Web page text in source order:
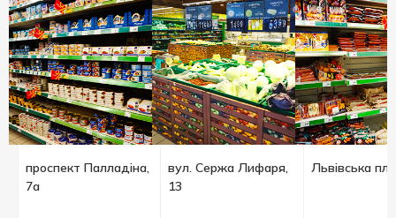
проспект Палладіна,
7а
вул. Сержа Лифаря,
13
Львівська